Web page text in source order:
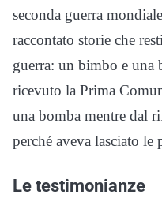
seconda guerra
raccontato storie che
guerra: un bimbo e
ricevuto la Prima
una bomba mentre dal
perché aveva lasciato
Le testimonianze